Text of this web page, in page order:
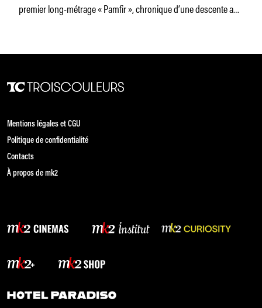
premier long-métrage « Pamfir », chronique d’une descente aux
Mentions légales et CGU
Politique de confidentialité
Contacts
À propos de mk2